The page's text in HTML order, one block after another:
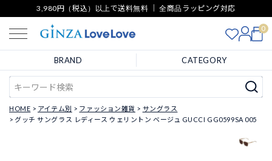
3,980円（税込）以上で送料無料 ｜ 全商品ラッピング対応
0
BRAND CATEGORY
HOME アイテム別 ファッション雑貨
サングラス
グッチ サングラス レディース ウェリントン ベージュ GUCCI GG0599SA 005